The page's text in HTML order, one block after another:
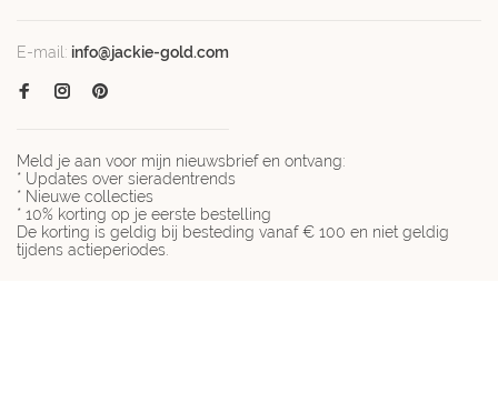
E-mail: info@jackie-gold.com
Meld je aan voor mijn nieuwsbrief en ontvang:
* Updates over sieradentrends
* Nieuwe collecties
* 10% korting op je eerste bestelling
De korting is geldig bij besteding vanaf € 100 en niet geldig
tijdens actieperiodes.